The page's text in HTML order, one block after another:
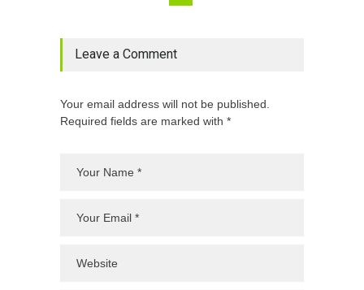
Leave a Comment
Your email address will not be published.
Required fields are marked with *